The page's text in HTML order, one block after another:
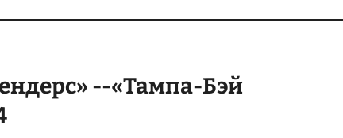
--«Тампа-Бэй